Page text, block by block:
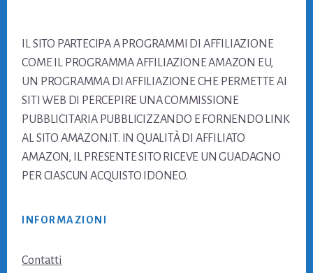
IL SITO PARTECIPA A PROGRAMMI DI AFFILIAZIONE
COME IL PROGRAMMA AFFILIAZIONE AMAZON EU,
UN PROGRAMMA DI AFFILIAZIONE CHE PERMETTE AI
SITI WEB DI PERCEPIRE UNA COMMISSIONE
PUBBLICITARIA PUBBLICIZZANDO E FORNENDO LINK
AL SITO AMAZON.IT. IN QUALITÀ DI AFFILIATO
AMAZON, IL PRESENTE SITO RICEVE UN GUADAGNO
PER CIASCUN ACQUISTO IDONEO.
INFORMAZIONI
Contatti